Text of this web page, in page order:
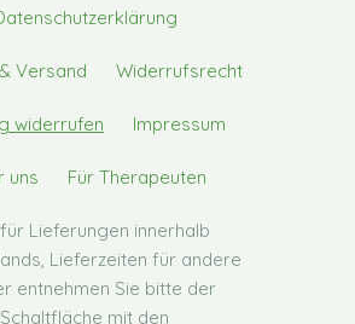
Versand Widerrufsrecht
widerrufen Impressum
uns Für Therapeuten
Lieferungen innerhalb
Lieferzeiten für andere
entnehmen Sie bitte der
Schaltfläche mit den